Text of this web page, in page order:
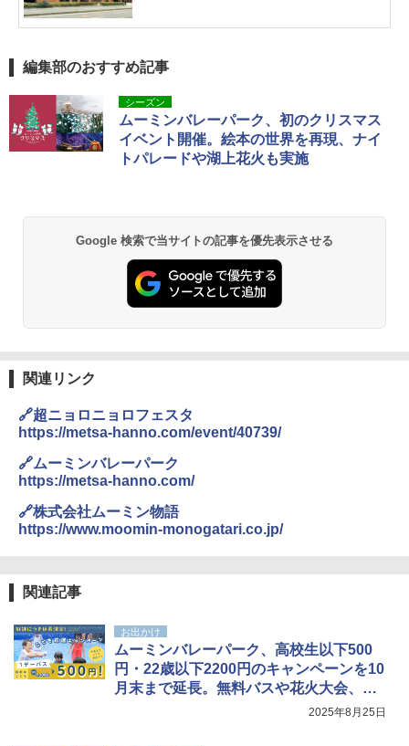
編集部のおすすめ記事
シーズン
ムーミンバレーパーク、初のクリスマス
イベント開催。絵本の世界を再現、ナイ
トパレードや湖上花火も実施
Google 検索で当サイトの記事を優先表示させる
関連リンク
🔗超ニョロニョロフェスタ
https://metsa-hanno.com/event/40739/
🔗ムーミンバレーパーク
https://metsa-hanno.com/
🔗株式会社ムーミン物語
https://www.moomin-monogatari.co.jp/
関連記事
お出かけ
ムーミンバレーパーク、高校生以下500
円・22歳以下2200円のキャンペーンを10
月末まで延長。無料バスや花火大会、プ
2025年8月25日